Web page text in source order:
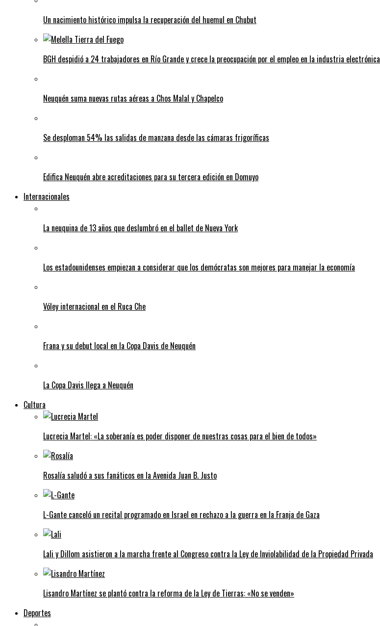
Un nacimiento histórico impulsa la recuperación del huemul en Chubut
BGH despidió a 24 trabajadores en Río Grande y crece la preocupación por el empleo en la industria electrónica
Neuquén suma nuevas rutas aéreas a Chos Malal y Chapelco
Se desploman 54% las salidas de manzana desde las cámaras frigoríficas
Edifica Neuquén abre acreditaciones para su tercera edición en Domuyo
Internacionales
La neuquina de 13 años que deslumbró en el ballet de Nueva York
Los estadounidenses empiezan a considerar que los demócratas son mejores para manejar la economía
Vóley internacional en el Ruca Che
Frana y su debut local en la Copa Davis de Neuquén
La Copa Davis llega a Neuquén
Cultura
Lucrecia Martel: «La soberanía es poder disponer de nuestras cosas para el bien de todos»
Rosalía saludó a sus fanáticos en la Avenida Juan B. Justo
L-Gante canceló un recital programado en Israel en rechazo a la guerra en la Franja de Gaza
Lali y Dillom asistieron a la marcha frente al Congreso contra la Ley de Inviolabilidad de la Propiedad Privada
Lisandro Martínez se plantó contra la reforma de la Ley de Tierras: «No se venden»
Deportes